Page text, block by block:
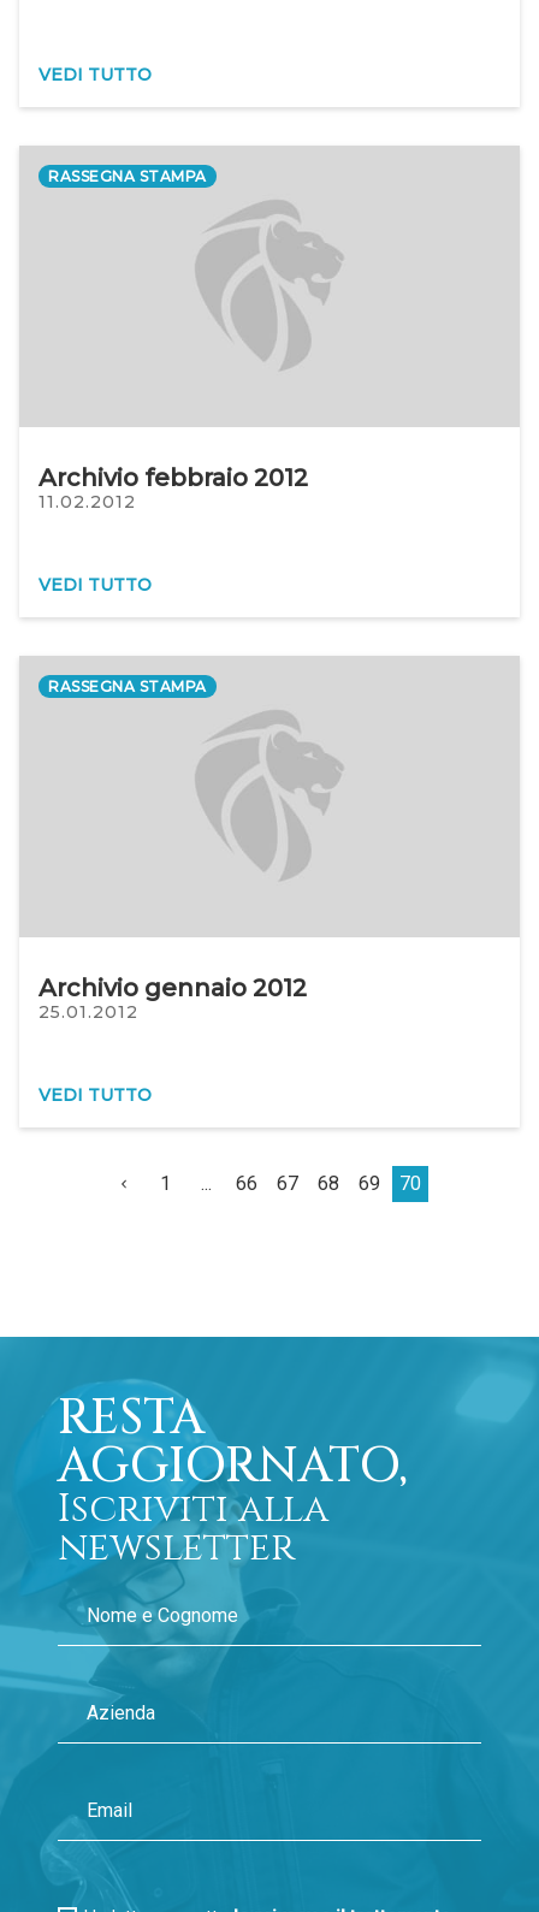
VEDI TUTTO
RASSEGNA STAMPA
Archivio febbraio 2012
11.02.2012
VEDI TUTTO
RASSEGNA STAMPA
Archivio gennaio 2012
25.01.2012
VEDI TUTTO
1 ... 66 67 68 69 70
RESTA
AGGIORNATO,
Iscriviti alla
newsletter